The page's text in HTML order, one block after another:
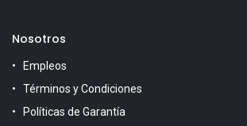
Nosotros
Empleos
Términos y Condiciones
Políticas de Garantía